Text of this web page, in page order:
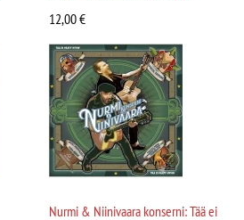
12,00€
Nurmi & Niinivaara konserni: Tää ei